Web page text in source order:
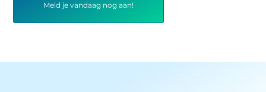
Meld je vandaag nog aan!